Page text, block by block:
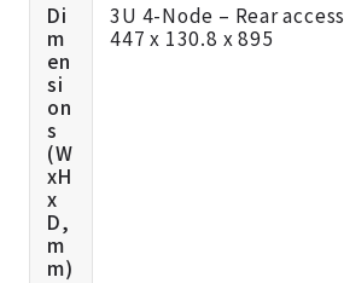
Di
m
en
si
on
s
(W
xH
x
D,
m
m)
3U 4-Node – Rear access
447 x 130.8 x 895